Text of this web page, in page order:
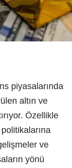
piyasalarında
altın ve
Özellikle
ve
yönü